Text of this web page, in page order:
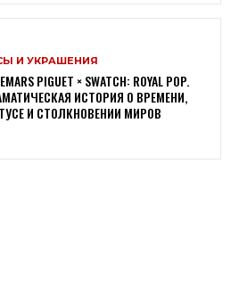
И УКРАШЕНИЯ
PIGUET × SWATCH: ROYAL POP.
ИСТОРИЯ О ВРЕМЕНИ,
И СТОЛКНОВЕНИИ МИРОВ